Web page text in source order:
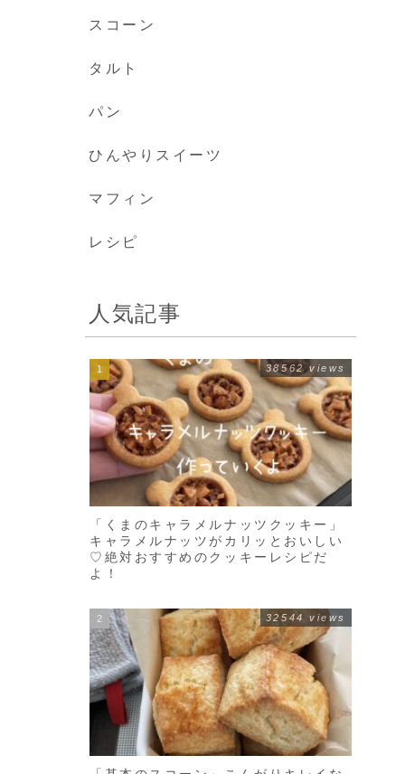
スコーン
タルト
パン
ひんやりスイーツ
マフィン
レシピ
人気記事
「くまのキャラメルナッツクッキー」
キャラメルナッツがカリッとおいしい
♡絶対おすすめのクッキーレシピだ
よ！
38562 views
32544 views